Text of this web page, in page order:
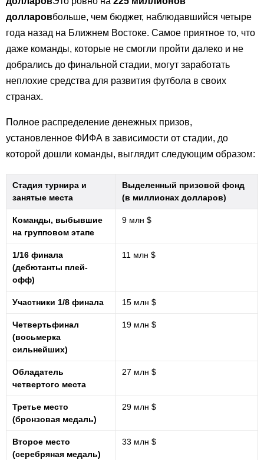
долларовбольше, чем бюджет, наблюдавшийся четыре
года назад на Ближнем Востоке. Самое приятное то, что
даже команды, которые не смогли пройти далеко и не
добрались до финальной стадии, могут заработать
неплохие средства для развития футбола в своих
странах.
Полное распределение денежных призов,
установленное ФИФА в зависимости от стадии, до
которой дошли команды, выглядит следующим образом:
Стадия турнира и
занятые места
Выделенный призовой фонд
(в миллионах долларов)
Команды, выбывшие
на групповом этапе
9 млн $
1/16 финала
(дебютанты плей-
офф)
11 млн $
Участники 1/8 финала 15 млн $
Четвертьфинал
(восьмерка
сильнейших)
19 млн $
Обладатель
четвертого места
27 млн $
Третье место
(бронзовая медаль)
29 млн $
Второе место
(серебряная медаль)
33 млн $